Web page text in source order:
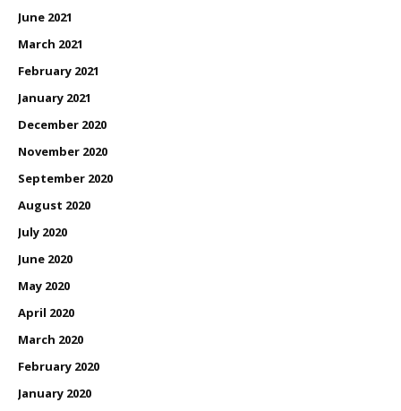
June 2021
March 2021
February 2021
January 2021
December 2020
November 2020
September 2020
August 2020
July 2020
June 2020
May 2020
April 2020
March 2020
February 2020
January 2020